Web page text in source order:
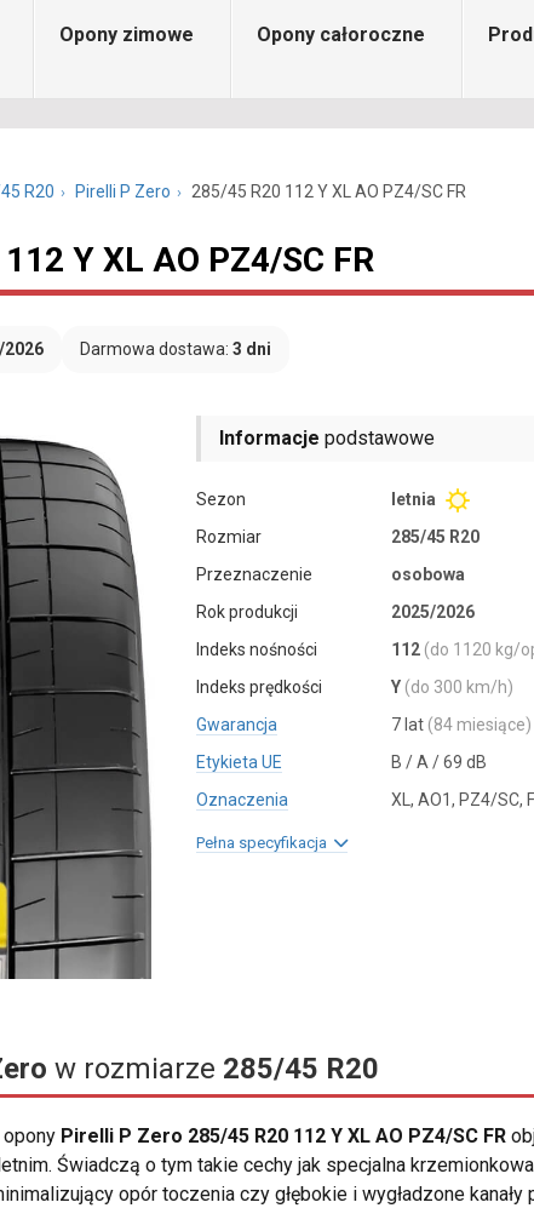
Opony zimowe Opony całoroczne
R20 Pirelli P Zero 285/45 R20 112 Y XL AO PZ4/SC FR
Y XL AO PZ4/SC FR
2026 Darmowa dostawa: 3 dni
Informacje podstawowe
Sezon
letnia
Rozmiar
285/45 R20
Przeznaczenie
osobowa
Rok produkcji
2025/2026
Indeks nośności
112 (do 1120 kg/
Indeks prędkości
Y (do 300 km/h)
Gwarancja
7 lat (84 miesiące)
Etykieta UE
B / A / 69 dB
Oznaczenia
XL, AO1, PZ4/SC,
Pełna specyfikacja
w rozmiarze 285/45 R20
Pirelli P Zero 285/45 R20 112 Y XL AO PZ4/SC FR
Świadczą o tym takie cechy jak specjalna
opór toczenia czy głębokie i wygładzone